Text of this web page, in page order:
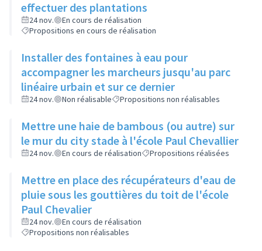
effectuer des plantations
24 nov.
En cours de réalisation
Propositions en cours de réalisation
Installer des fontaines à eau pour
accompagner les marcheurs jusqu'au parc
linéaire urbain et sur ce dernier
24 nov. Non réalisable Propositions non réalisables
Mettre une haie de bambous (ou autre) sur
le mur du city stade à l'école Paul Chevallier
24 nov. En cours de réalisation Propositions réalisées
Mettre en place des récupérateurs d'eau de
pluie sous les gouttières du toit de l'école
Paul Chevalier
24 nov.
En cours de réalisation
Propositions non réalisables